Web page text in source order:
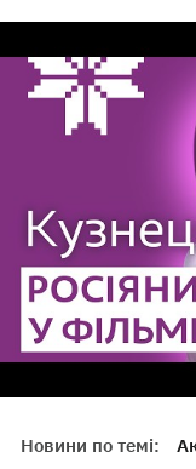
Новини по темі: